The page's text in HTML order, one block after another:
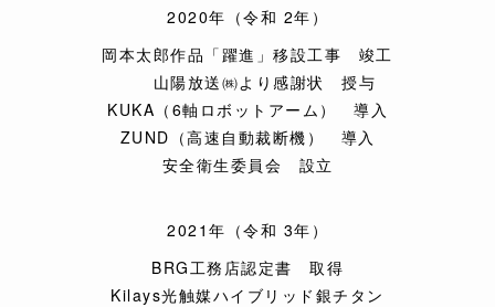
2020年（令和 2年）
岡本太郎作品「躍進」移設工事 竣工
山陽放送㈱より感謝状 授与
KUKA（6軸ロボットアーム） 導入
ZUND（高速自動裁断機） 導入
安全衛生委員会 設立
2021年（令和 3年）
BRG工務店認定書 取得
Kilays光触媒ハイブリッド銀チタン